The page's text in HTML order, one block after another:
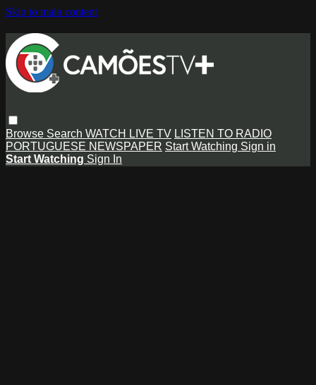
Skip to main content
Browse Search WATCH LIVE TV LISTEN TO RADIO
PORTUGUESE NEWSPAPER Start Watching Sign in
Start Watching Sign In